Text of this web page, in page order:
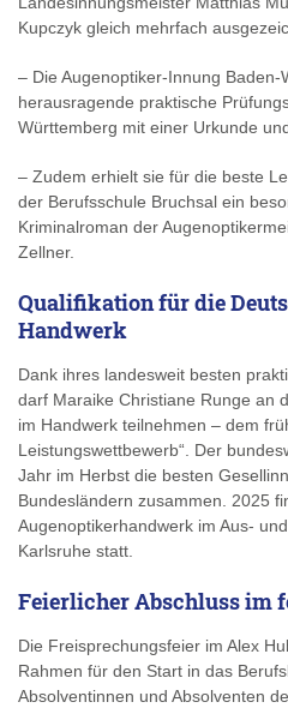
Kupczyk gleich mehrfach
– Die Augenoptiker-Innung
herausragende praktische
Württemberg mit einer Urkunde
– Zudem erhielt sie für die beste
der Berufsschule Bruchsal ein
Kriminalroman der
Zellner.
Qualifikation für die
Handwerk
Dank ihres landesweit besten
darf Maraike Christiane Runge an
im Handwerk teilnehmen – dem
Leistungswettbewerb“. Der
Jahr im Herbst die besten
Bundesländern zusammen. 2025
Augenoptikerhandwerk im Aus-
Karlsruhe statt.
Feierlicher Abschluss im
Die Freisprechungsfeier im Alex
Rahmen für den Start in das
Absolventinnen und Absolventen